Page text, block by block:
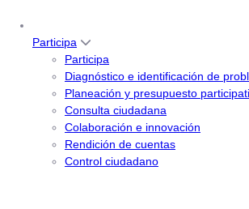
Participa
Participa
Diagnóstico e identificación de
Planeación y presupuesto
Consulta ciudadana
Colaboración e innovación
Rendición de cuentas
Control ciudadano